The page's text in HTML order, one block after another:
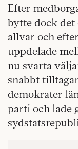
Efter
bytte dock
allvar och
uppdelade
nu svarta
snabbt
demokrater
parti och lade